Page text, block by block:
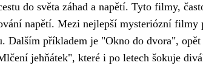
do světa záhad a napětí. Tyto filmy,
napětí. Mezi nejlepší mysteriózní
Dalším příkladem je "Okno do dvora",
jehňátek", které i po letech šokuje